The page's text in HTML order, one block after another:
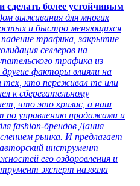
сделать более устойчивым
выживания для многих
и быстро меняющихся
падение трафика, закрытие
селлеров на
трафика из
факторы влияли на
тех, кто переживал те или
к сберегательному
что это кризис, а наш
по управлению продажами и
fashion-брендов Дания
рынка. И предлагает
инструмент
его оздоровления и
эксперт назвала